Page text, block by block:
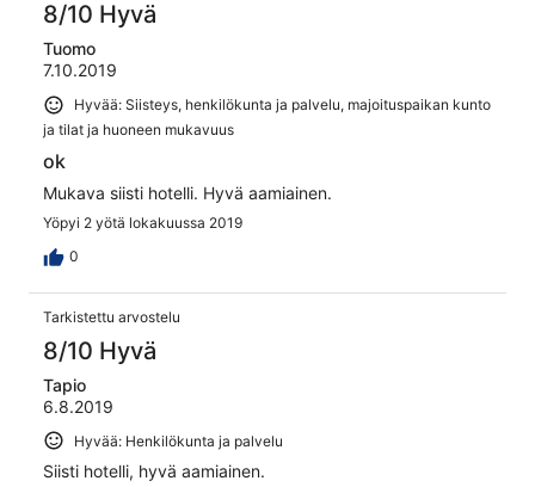
8/10 Hyvä
Tuomo
7.10.2019
Hyvää: Siisteys, henkilökunta ja palvelu, majoituspaikan kunto
ja tilat ja huoneen mukavuus
ok
Mukava siisti hotelli. Hyvä aamiainen.
Yöpyi 2 yötä lokakuussa 2019
0
Tarkistettu arvostelu
8/10 Hyvä
Tapio
6.8.2019
Hyvää: Henkilökunta ja palvelu
Siisti hotelli, hyvä aamiainen.